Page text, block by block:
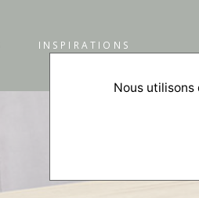
INSPIRATIONS
Nous